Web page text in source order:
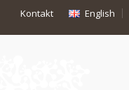
Kontakt English